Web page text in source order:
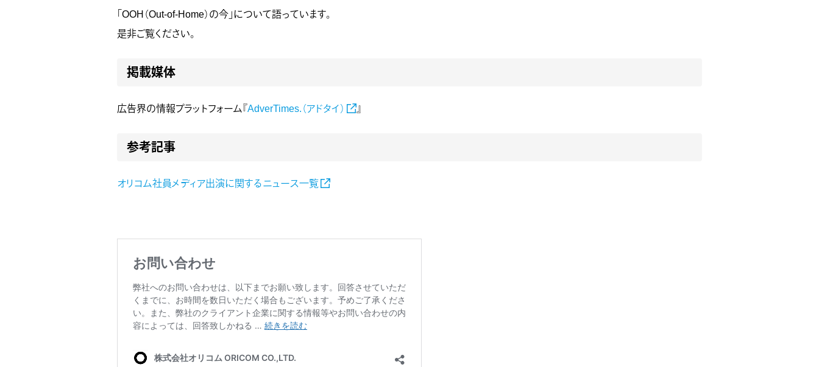
「OOH（Out-of-Home）の今」について語っています。
是非ご覧ください。
掲載媒体
広告界の情報プラットフォーム『AdverTimes.（アドタイ） 』
参考記事
オリコム社員メディア出演に関するニュース一覧